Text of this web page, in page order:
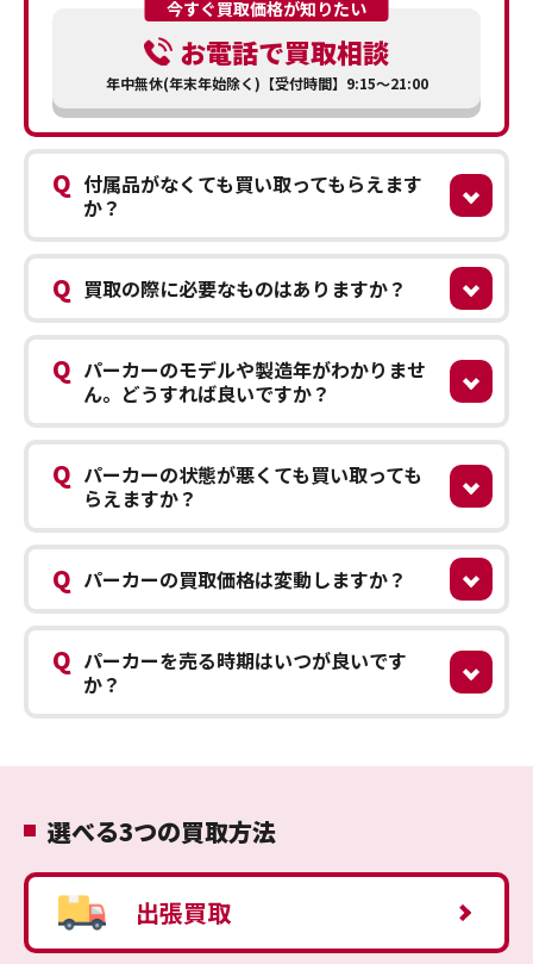
今すぐ買取価格が知りたい
お電話で買取相談
年中無休(年末年始除く)【受付時間】9:15～21:00
Q 付属品がなくても買い取ってもらえます
か？
Q 買取の際に必要なものはありますか？
Q パーカーのモデルや製造年がわかりませ
ん。どうすれば良いですか？
Q パーカーの状態が悪くても買い取っても
らえますか？
Q パーカーの買取価格は変動しますか？
Q パーカーを売る時期はいつが良いです
か？
選べる3つの買取方法
出張買取